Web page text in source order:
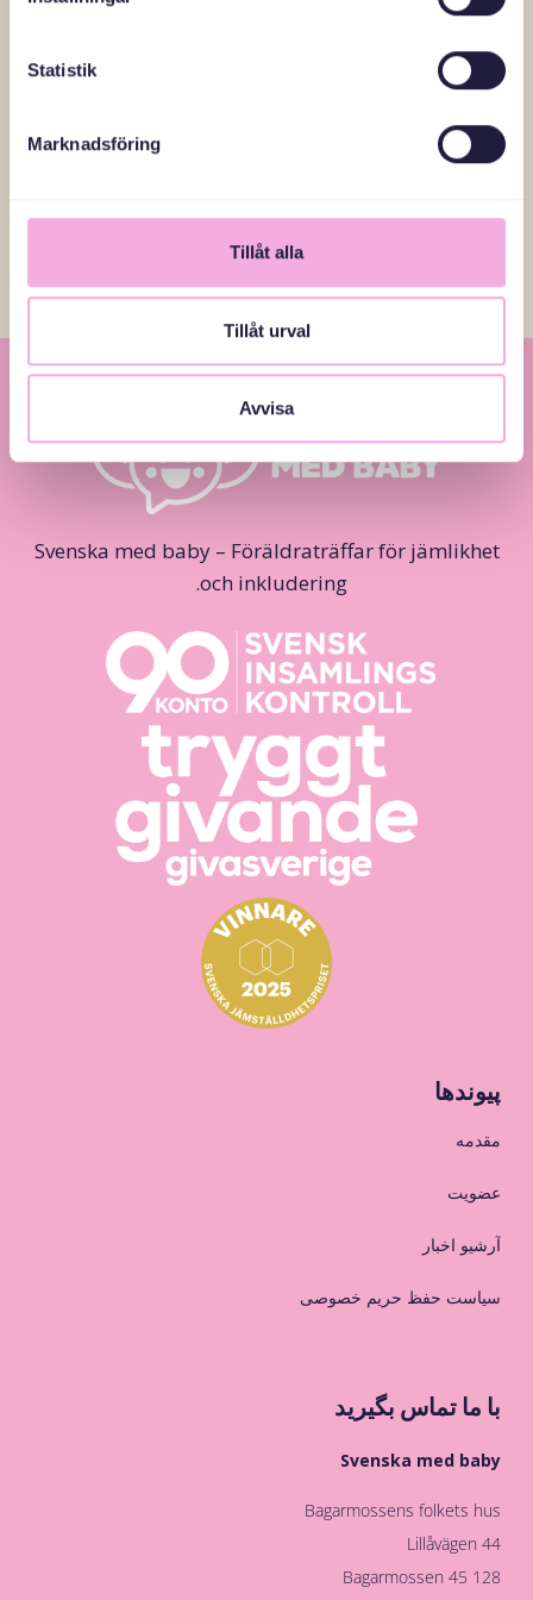
Statistik
Marknadsföring
Tillåt alla
Tillåt urval
Avvisa
psykiska och fysiska hälsa, öka språkkunskaperna och
Svenska med baby – Föräldraträffar för jämlikhet
och inkludering.
پیوندها
مقدمه
عضویت
آرشیو اخبار
سیاست حفظ حریم خصوصی
با ما تماس بگیرید
Svenska med baby
Bagarmossens folkets hus
Lillåvägen 44
128 45 Bagarmossen